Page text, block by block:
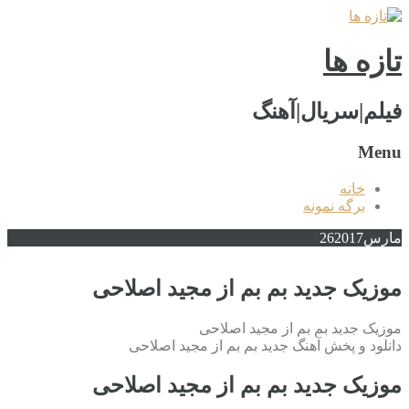
تازه ها
فیلم|سریال|آهنگ
Menu
خانه
برگه نمونه
مارس 262017
موزیک جدید بم بم از مجید اصلاحی
موزیک جدید بم بم از مجید اصلاحی
دانلود و پخش آهنگ جدید بم بم از مجید اصلاحی
موزیک جدید بم بم از مجید اصلاحی